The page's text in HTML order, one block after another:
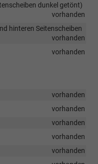
dunkel getönt)
vorhanden
hinteren Seitenscheiben
vorhanden
vorhanden
vorhanden
vorhanden
vorhanden
vorhanden
vorhanden